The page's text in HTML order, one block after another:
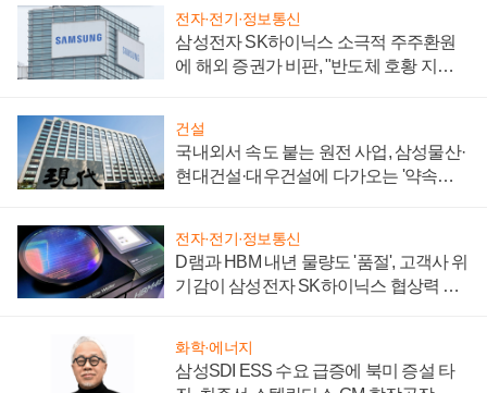
전자·전기·정보통신
삼성전자 SK하이닉스 소극적 주주환원
에 해외 증권가 비판, "반도체 호황 지속
건설
국내외서 속도 붙는 원전 사업, 삼성물산·
현대건설·대우건설에 다가오는 '약속의
전자·전기·정보통신
D램과 HBM 내년 물량도 '품절', 고객사 위
기감이 삼성전자 SK하이닉스 협상력 더
화학·에너지
삼성SDI ESS 수요 급증에 북미 증설 타